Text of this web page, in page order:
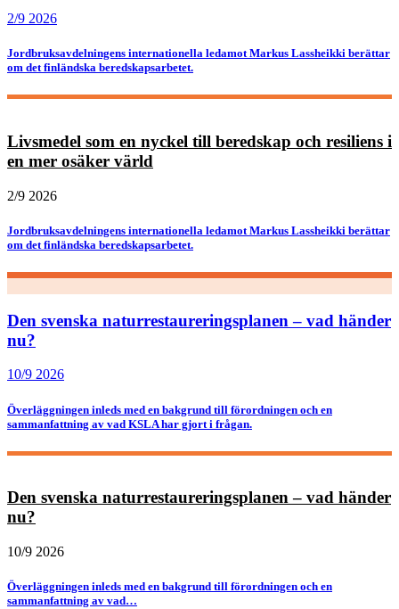
2/9 2026
Jordbruksavdelningens internationella ledamot Markus Lassheikki berättar
om det finländska beredskapsarbetet.
Livsmedel som en nyckel till beredskap och resiliens i
en mer osäker värld
2/9 2026
Jordbruksavdelningens internationella ledamot Markus Lassheikki berättar
om det finländska beredskapsarbetet.
Den svenska naturrestaureringsplanen – vad händer
nu?
10/9 2026
Överläggningen inleds med en bakgrund till förordningen och en
sammanfattning av vad KSLA har gjort i frågan.
Den svenska naturrestaureringsplanen – vad händer
nu?
10/9 2026
Överläggningen inleds med en bakgrund till förordningen och en
sammanfattning av vad…